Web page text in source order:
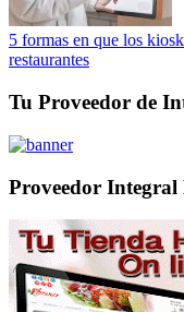
5 formas en que los
restaurantes
Tu Proveedor de
Proveedor Integral